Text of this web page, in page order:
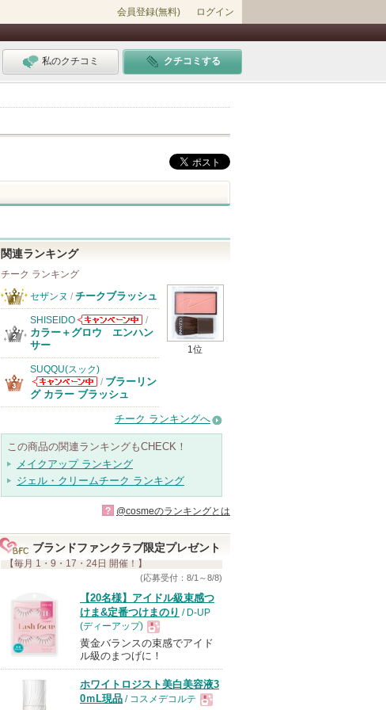
会員登録(無料) ログイン
私のクチコミ クチコミする
関連ランキング
チーク ランキング
1位
セザンヌ / チークブラッシュ
SHISEIDO
SHISEIDOから
/
カラー＋グロウ エンハン
サー
SUQQU(スック)
SUQQU(スッ
ク)からのお知
/ ブラーリン
グ カラー ブラッシュ
チーク ランキングへ
この商品の関連ランキングもCHECK！
メイクアップ ランキング
ジェル・クリームチーク ランキング
? @cosmeのランキングとは
ブランドファンクラブ限定プレゼント
【毎月 1・9・17・24日 開催！】
(応募受付：8/1～8/8)
【20名様】アイドル級束感つ
けま&定番つけまのり / D-UP
(ディーアップ)
現
品
黄金バランスの束感でアイド
ル級のまつげに！
ホワイトロジスト美白美容液3
0ｍL現品 / コスメデコルテ